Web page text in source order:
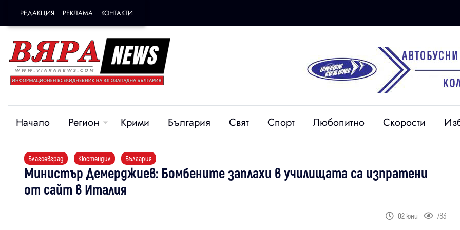
РЕДАКЦИЯ РЕКЛАМА КОНТАКТИ
Начало Регион Крими България Свят Спорт Любопитно Скорости
Благоевград Кюстендил България
Министър Демерджиев: Бомбените заплахи в училищата са изпратени
от сайт в Италия
02 юни 783